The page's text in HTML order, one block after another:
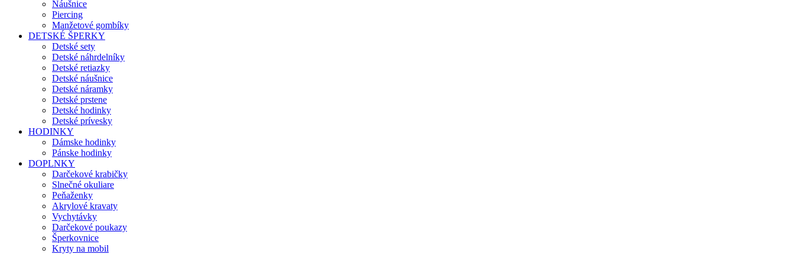
Náušnice
Piercing
Manžetové gombíky
DETSKÉ ŠPERKY
Detské sety
Detské náhrdelníky
Detské retiazky
Detské náušnice
Detské náramky
Detské prstene
Detské hodinky
Detské prívesky
HODINKY
Dámske hodinky
Pánske hodinky
DOPLNKY
Darčekové krabičky
Slnečné okuliare
Peňaženky
Akrylové kravaty
Vychytávky
Darčekové poukazy
Šperkovnice
Kryty na mobil